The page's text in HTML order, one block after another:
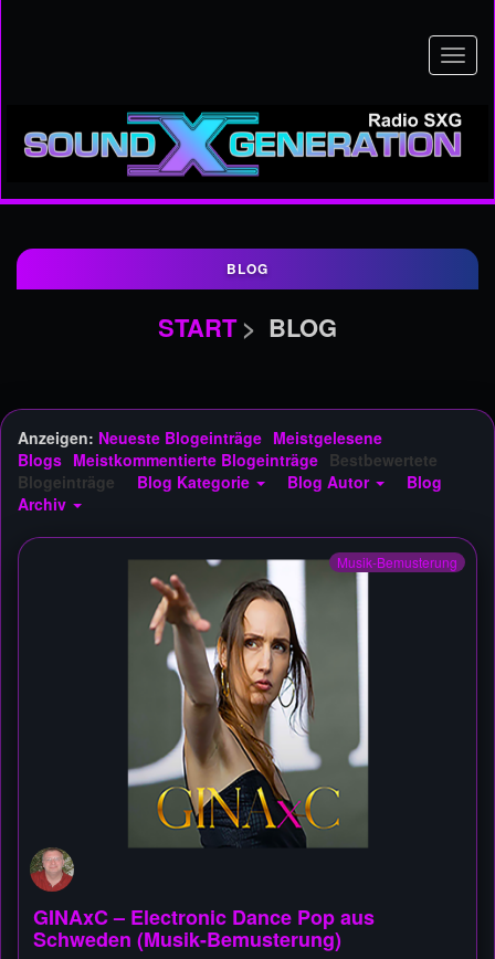
an-/
BLOG
START BLOG
Anzeigen: Neueste Blogeinträge Meistgelesene
Blogs Meistkommentierte Blogeinträge Bestbewertete
Blogeinträge
Blog Kategorie Blog Autor
Blog
Archiv
Musik-Bemusterung
GINAxC – Electronic Dance Pop aus
Schweden (Musik-Bemusterung)